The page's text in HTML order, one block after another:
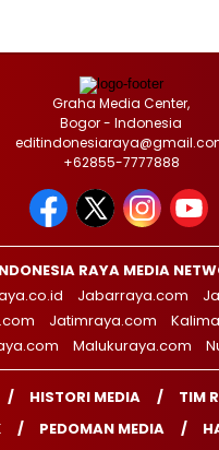
Graha Media Center,
Bogor - Indonesia
+62855-7777888
RAYA MEDIA
Jabarraya.com
Jatimraya.com
Malukuraya.com
HISTORI MEDIA
TIM
PEDOMAN MEDIA